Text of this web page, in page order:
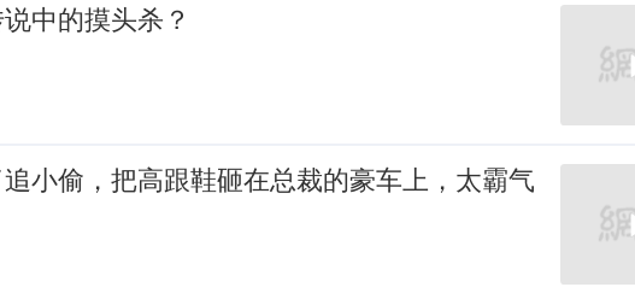
中的摸头杀？
小偷，把高跟鞋砸在总裁的豪车上，太霸气